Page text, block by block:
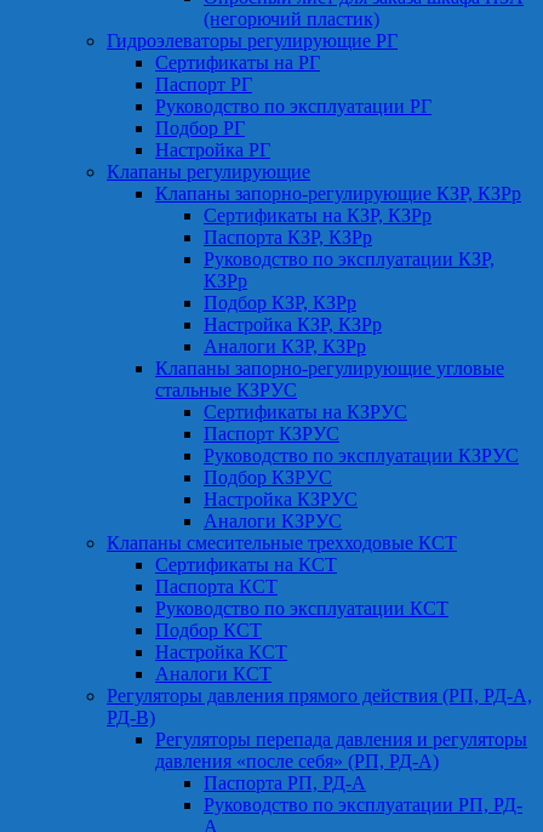
(негорючий пластик)
Гидроэлеваторы регулирующие РГ
Сертификаты на РГ
Паспорт РГ
Руководство по эксплуатации РГ
Подбор РГ
Настройка РГ
Клапаны регулирующие
Клапаны запорно-регулирующие КЗР, КЗРр
Сертификаты на КЗР, КЗРр
Паспорта КЗР, КЗРр
Руководство по эксплуатации КЗР,
КЗРр
Подбор КЗР, КЗРр
Настройка КЗР, КЗРр
Аналоги КЗР, КЗРр
Клапаны запорно-регулирующие угловые
стальные КЗРУС
Сертификаты на КЗРУС
Паспорт КЗРУС
Руководство по эксплуатации КЗРУС
Подбор КЗРУС
Настройка КЗРУС
Аналоги КЗРУС
Клапаны смесительные трехходовые КСТ
Сертификаты на КСТ
Паспорта КСТ
Руководство по эксплуатации КСТ
Подбор КСТ
Настройка КСТ
Аналоги КСТ
Регуляторы давления прямого действия (РП, РД-А,
РД-В)
Регуляторы перепада давления и регуляторы
давления «после себя» (РП, РД-А)
Паспорта РП, РД-А
Руководство по эксплуатации РП, РД-
А